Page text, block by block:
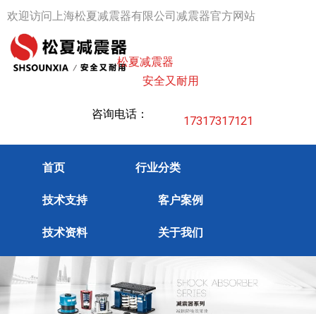
跳
欢迎访问上海松夏减震器有限公司减震器官方网站
松夏减震器
安全又耐用
咨询电话：
17317317121
首页 行业分类
技术支持 客户案例
技术资料 关于我们